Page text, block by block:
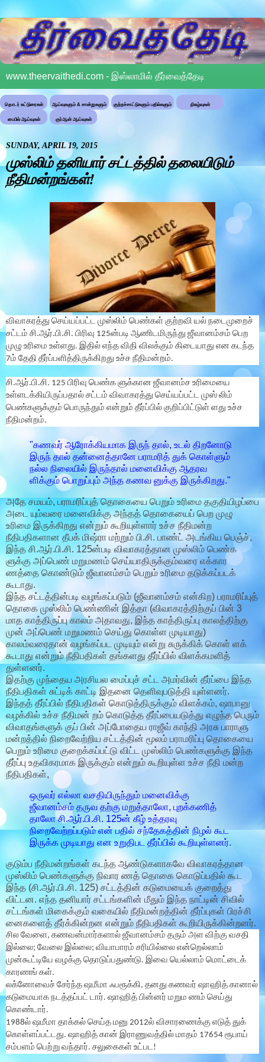
www.theervaithedi.com - இஸ்லாமில் தீர்வைத்தேடி
தொடர் கட்டுரைகள் ஆய்வுகளும் & சான்றுகளும் குற்றச்சாட்டுகளும் பதில்களும் நிகழ்வுகள்
பைபில் ஆய்வுகள் குர்ஆன் ஆய்வுகள்
SUNDAY, APRIL 19, 2015
முஸ்லிம் தனியார் சட்டத்தில் தலையிடும்
நீதிமன்றங்கள்!
விவாகரத்து செய்யப்பட்ட முஸ்லிம் பெண்கள் குற்றவி யல் நடைமுறைச்
சட்டம் சி.ஆர்.பி.சி. பிரிவு 125ன்படி ஆணிடமிருந்து ஜீவானம்சம் பெற
முழு உரிமை உள்ளது. இதில் எந்த விதி விலக்கும் கிடையாது என கடந்த
7ம் தேதி தீர்ப்பளித்திருக்கிறது உச்ச நீதிமன்றம்.
சி.ஆர்.பி.சி. 125 பிரிவு பெண்க ளுக்கான ஜீவானம்ச உரிமையை
உள்ளடக்கியிருப்பதால் சட்டம் விவாகரத்து செய்யப்பட்ட முஸ் லிம்
பெண்களுக்கும் பொருந்தும் என்றும் தீர்ப்பில் குறிப்பிட்டுள் ளது உச்ச
நீதிமன்றம்.
"கணவர் ஆரோக்கியமாக இருந் தால், உடல் திறனோடு
இருந் தால் தன்னைத்தானே பராமரித் துக் கொள்ளும்
நல்ல நிலையில் இருந்தால் மனைவிக்கு ஆதரவ
ளிக்கும் பொறுப்பும் அந்த கணவ னுக்கு இருக்கிறது."
அதே சமயம், பராமரிப்புத் தொகையை பெறும் உரிமை தகுதியிழப்பை
அடை யும்வரை மனைவிக்கு அந்தத் தொகையைப் பெற முழு
உரிமை இருக்கிறது என்றும் கூறியுள்ளார் உச்ச நீதிமன்ற
நீதிபதிகளான தீபக் மிஷ்ரா மற்றும் பி.சி. பாண்ட் அடங்கிய பெஞ்ச்,
இந்த சி.ஆர்.பி.சி. 125ன்படி விவாகரத்தான முஸ்லிம் பெண்க
ளுக்கு அப்பெண் மறுமணம் செய்யாதிருக்கும்வரை எக்கார
ணத்தை கொண்டும் ஜீவானம்சம் பெறும் உரிமை தடுக்கப்படக்
கூடாது.
இந்த சட்டத்தின்படி வழங்கப்படும் (ஜீவானம்சம் என்கிற) பராமரிப்புத்
தொகை முஸ்லிம் பெண்ணின் இத்தா (விவாகரத்திற்குப் பின் 3
மாத காத்திருப்பு காலம் அதாவது, இந்த காத்திருப்பு காலத்திற்கு
முன் அப்பெண் மறுமணம் செய்து கொள்ள முடியாது)
காலம்வரைதான் வழங்கப்பட முடியும் என்று சுருக்கிக் கொள் ளக்
கூடாது என்றும் நீதிபதிகள் தங்களது தீர்ப்பில் விளக்கமளித்
துள்ளனர்.
இதற்கு முந்தைய அரசியல மைப்புச் சட்ட அமர்வின் தீர்ப்பை இந்த
நீதிபதிகள் சுட்டிக் காட்டி இதனை தெளிவுபடுத்தி யுள்ளனர்.
இந்தத் தீர்ப்பில் நீதிபதிகள் கொடுத்திருக்கும் விளக்கம், ஷாபானு
வழக்கில் உச்ச நீதிமன் றம் கொடுத்த தீர்ப்பையடுத்து எழுந்த பெரும்
விவாதங்களுக் குப் பின் அப்போதைய ராஜீவ் காந்தி அரசு பாராளு
மன்றத்தில் நிறைவேற்றிய சட்டத்தின் மூலம் பராமரிப்பு தொகையை
பெறும் உரிமை குறைக்கப்பட்டு விட்ட முஸ்லிம் பெண்களுக்கு இந்த
தீர்ப்பு உதவிகரமாக இருக்கும் என்றும் கூறியுள்ள உச்ச நீதி மன்ற
நீதிபதிகள்,
ஒருவர் எல்லா வசதியிருந்தும் மனைவிக்கு
ஜீவானம்சம் தருவ தற்கு மறுத்தாலோ, புறக்கணித்
தாலோ சி.ஆர்.பி.சி. 125ன் கீழ் உத்தரவு
நிறைவேற்றப்படும் என் பதில் சந்தேகத்தின் நிழல் கூட
இருக்க முடியாது என உறுதிபட தீர்ப்பில் கூறியுள்ளனர்.
குடும்ப நீதிமன்றங்கள் கடந்த ஆண்டுகளாகவே விவாகரத்தான
முஸ்லிம் பெண்களுக்கு நிவார ணத் தொகை கொடுப்பதில் கூட
இந்த (சி.ஆர்.பி.சி. 125) சட்டத்தின் கடுமையைக் குறைத்து
விட்டன. எந்த தனியார் சட்டங்களின் மீதும் இந்த நாட்டின் சிவில்
சட்டங்கள் மிகைக்கும் வகையில் நீதிமன்றத்தின் தீர்ப்புகள் பிரச்சி
னைகளைத் தீர்க்கின்றன என்றும் நீதிபதிகள் கூறியிருக்கின்றனர்.
சில வேளை, கணவன்மார்களால் ஜீவானம்சம் தரும் அள விற்கு வசதி
இல்லை; வேலை இல்லை; வியாபாரம் சரியில்லை என்றெல்லாம்
முன்கூட்டியே வழக்கு தொடுப்பதுண்டு. இவை யெல்லாம் மொட்டைக்
காரணங் கள்.
லக்னோவைச் சேர்ந்த ஷமீமா ஃபரூக்கி, தனது கணவர் ஷாஹித் கானால்
கடுமையாக நடத்தப்பட் டார். ஷாஹித் பின்னர் மறும ணம் செய்து
கொண்டார்.
1988ல் ஷமீமா தாக்கல் செய்த மனு 2012ல் விசாரணைக்கு எடுத் துக்
கொள்ளப்பட்டது. ஷாஹித் கான் இராணுவத்தில் மாதம் 17654 ரூபாய்
சம்பளம் பெற்று வந்தார். சலுகைகள் உட்பட!